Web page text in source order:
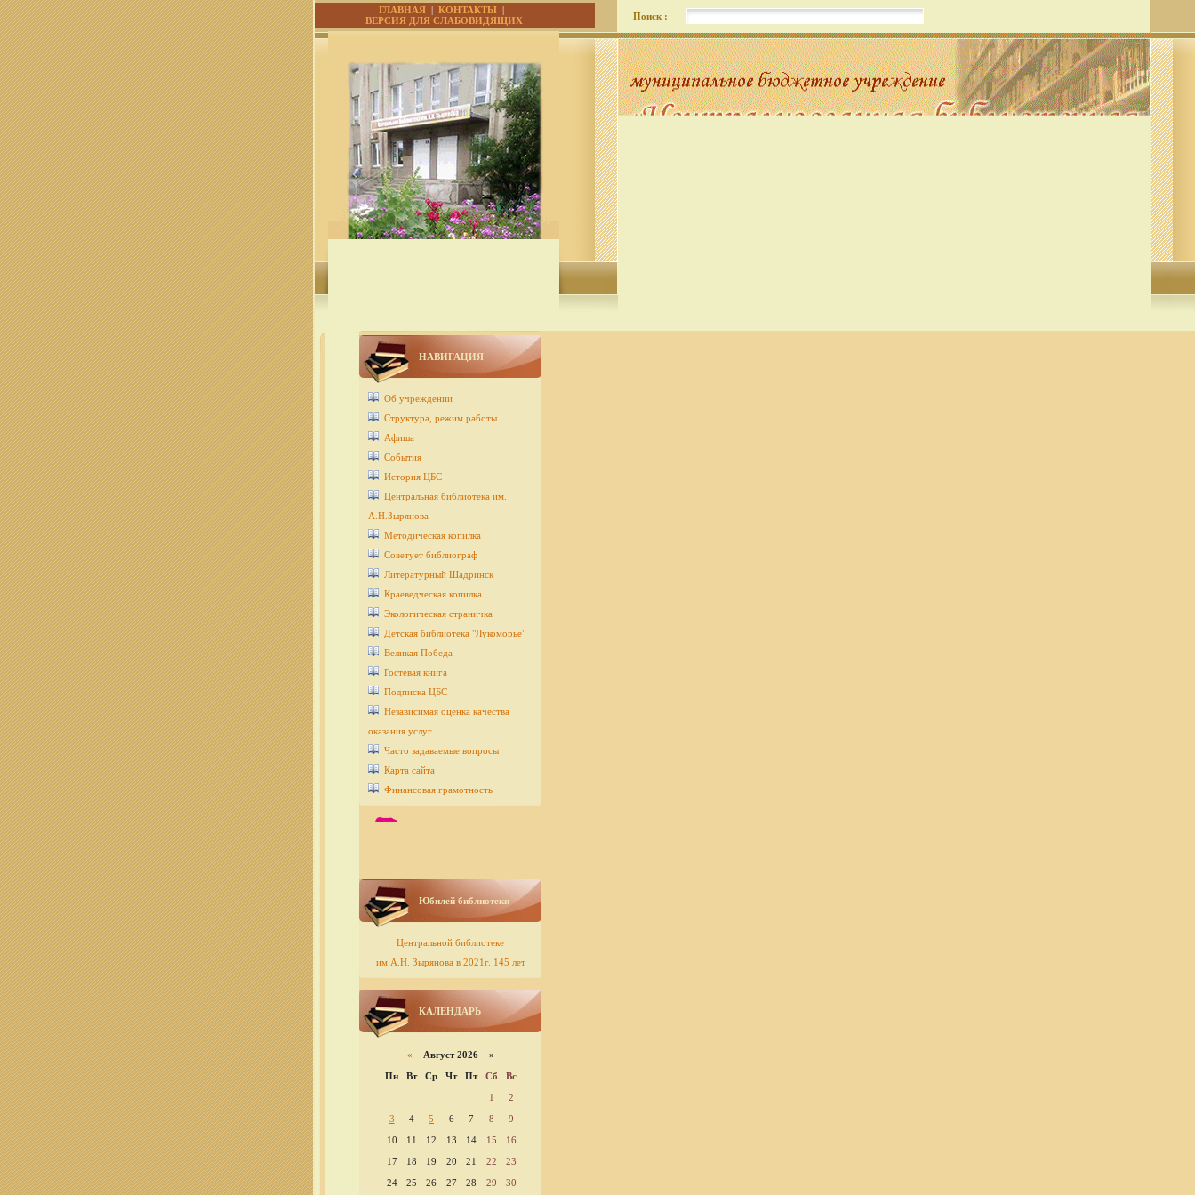
ГЛАВНАЯ| КОНТАКТЫ |
ВЕРСИЯ ДЛЯ СЛАБОВИДЯЩИХ
Поиск :
НАВИГАЦИЯ
Об учреждении
Структура, режим работы
Афиша
События
История ЦБС
Центральная библиотека им.
А.Н.Зырянова
Методическая копилка
Советует библиограф
Литературный Шадринск
Краеведческая копилка
Экологическая страничка
Детcкая библиотека "Лукоморье"
Великая Победа
Гостевая книга
Подписка ЦБС
Независимая оценка качества
оказания услуг
Часто задаваемые вопросы
Карта сайта
Финансовая грамотность
Юбилей библиотеки
Центральной библиотеке
им.А.Н. Зырянова в 2021г. 145 лет
КАЛЕНДАРЬ
« Август 2026 »
Пн
Вт Ср Чт Пт Сб
Вс
1
2
3
4 5 6 7 8
9
10
11 12 13 14 15
16
17
18 19 20 21 22
23
24
25 26 27 28 29 30